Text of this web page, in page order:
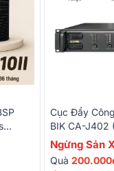
Cục Đẩy
BIK CA-J402
Ngừng Sản
Quà